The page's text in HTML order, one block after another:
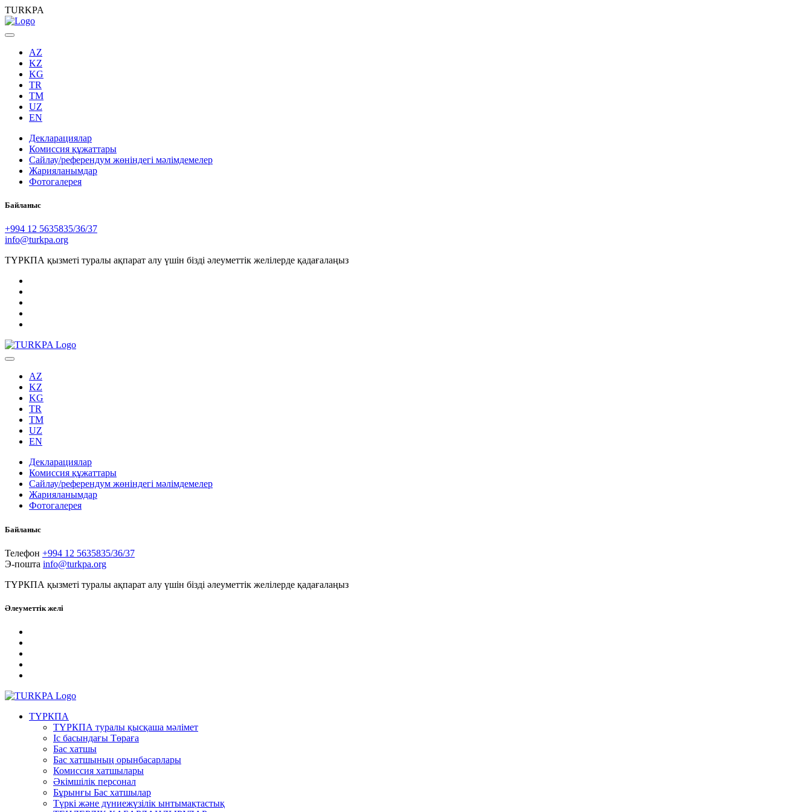
TURKPA
AZ
KZ
KG
TR
TM
UZ
EN
Декларациялар
Комиссия құжаттары
Сайлау/референдум жөніндегі мәлімдемелер
Жарияланымдар
Фотогалерея
Байланыс
+994 12 5635835/36/37
info@turkpa.org
ТҮРКПА қызметі туралы ақпарат алу үшін бізді әлеуметтік желілерде қадағалаңыз
AZ
KZ
KG
TR
TM
UZ
EN
Декларациялар
Комиссия құжаттары
Сайлау/референдум жөніндегі мәлімдемелер
Жарияланымдар
Фотогалерея
Байланыс
Телефон +994 12 5635835/36/37
Э-пошта info@turkpa.org
ТҮРКПА қызметі туралы ақпарат алу үшін бізді әлеуметтік желілерде қадағалаңыз
Әлеуметтік желі
ТҮРКПА
ТҮРКПА туралы қысқаша мәлімет
Iс басындағы Төраға
Бас хатшы
Бас хатшының орынбасарлары
Комиссия хатшылары
Әкімшілік персонал
Бұрынғы Бас хатшылар
Түркі және дүниежүзілік ынтымақтастық